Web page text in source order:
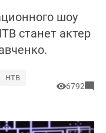
шоу
станет актер
НТВ
6792